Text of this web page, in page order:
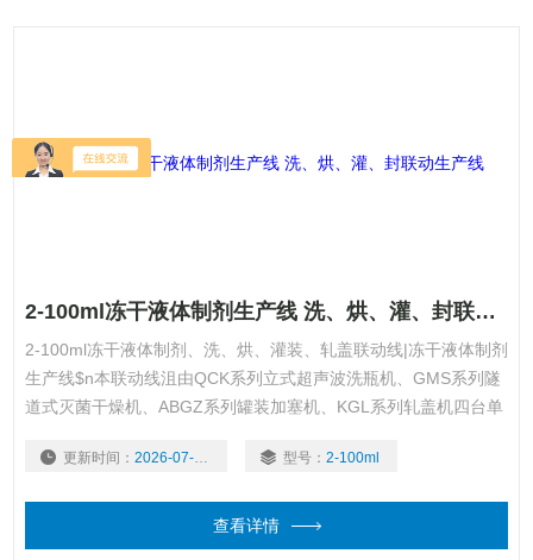
2-100ml冻干液体制剂生产线 洗、烘、灌、封联动生产线
2-100ml冻干液体制剂、洗、烘、灌装、轧盖联动线|冻干液体制剂
生产线$n本联动线沮由QCK系列立式超声波洗瓶机、GMS系列隧
道式灭菌干燥机、ABGZ系列罐装加塞机、KGL系列轧盖机四台单
更新时间： 2026-07-30 型号： 2-100ml
查看详情